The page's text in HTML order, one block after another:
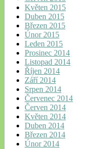
Květen 2015
Duben 2015
Březen 2015
Únor 2015
Leden 2015
Prosinec 2014
Listopad 2014
Říjen 2014
Září 2014
Srpen 2014
Červenec 2014
Červen 2014
Květen 2014
Duben 2014
Březen 2014
Únor 2014